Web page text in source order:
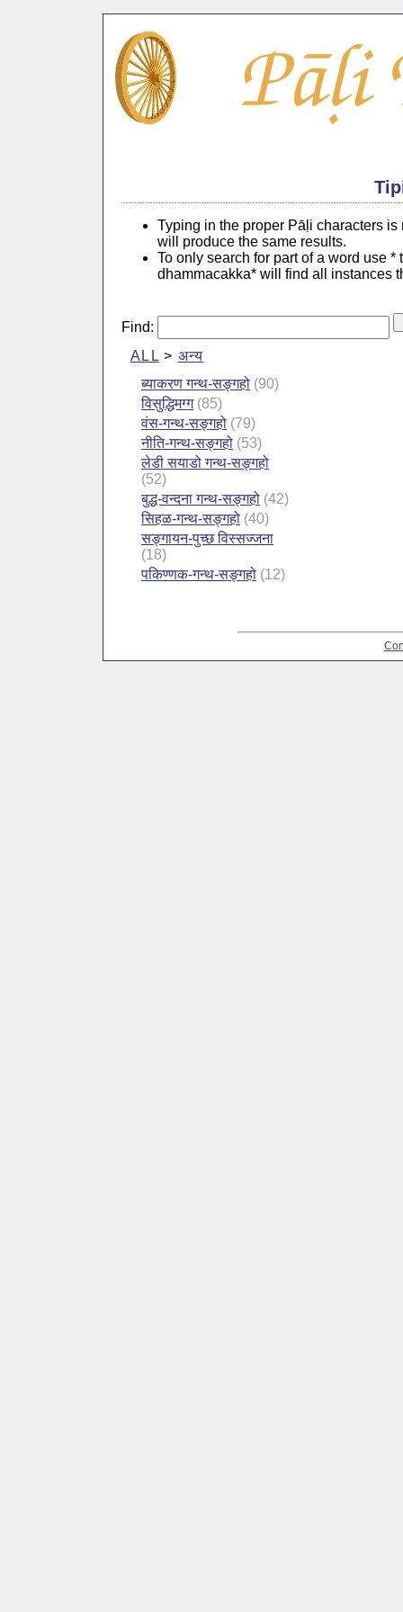
Typing in the proper Pāḷi characters
will produce the same results.
To only search for part of a word use
dhammacakka* will find all instances
Find:
ALL > अन्य
ब्याकरण गन्थ-सङ्गहो (90)
विसुद्धिमग्ग(85)
वंस-गन्थ-सङ्गहो (79)
नीति-गन्थ-सङ्गहो (53)
लेडी सयाडो गन्थ-सङ्गहो
(52)
बुद्ध-वन्दना गन्थ-सङ्गहो (42)
सिहळ-गन्थ-सङ्गहो (40)
सङ्गायन-पुच्छ विस्सज्जना
(18)
पकिण्णक-गन्थ-सङ्गहो (12)